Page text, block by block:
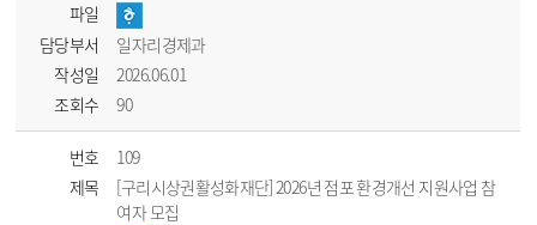
파일
담당부서
일자리경제과
작성일
2026.06.01
조회수
90
번호
109
제목
[구리시상권활성화재단] 2026년 점포 환경개선 지원사업 참
여자 모집